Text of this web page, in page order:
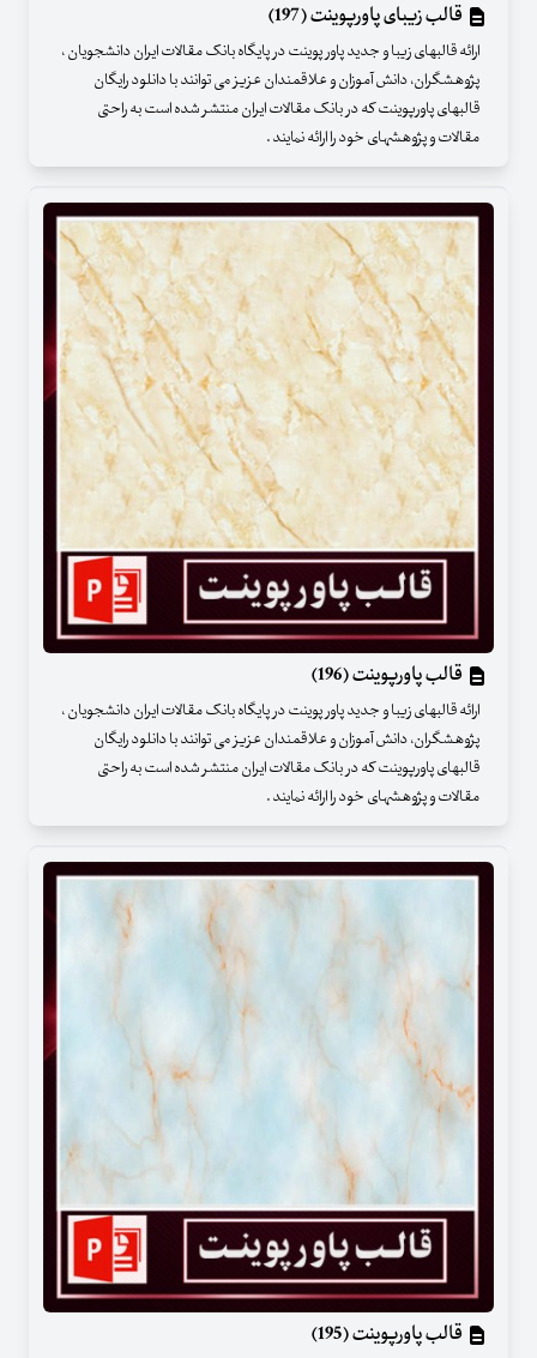
قالب زیبای پاورپوینت (197)
ارائه قالبهای زیبا و جدید پاور پوینت در پایگاه بانک مقالات ایران دانشجویان ،
پژوهشگران، دانش آموزان و علاقمندان عزیز می توانند با دانلود رایگان
قالبهای پاورپوینت که در بانک مقالات ایران منتشر شده است به راحتی
مقالات و پژوهشهای خود را ارائه نمایند .
قالب پاورپوینت (196)
ارائه قالبهای زیبا و جدید پاور پوینت در پایگاه بانک مقالات ایران دانشجویان ،
پژوهشگران، دانش آموزان و علاقمندان عزیز می توانند با دانلود رایگان
قالبهای پاورپوینت که در بانک مقالات ایران منتشر شده است به راحتی
مقالات و پژوهشهای خود را ارائه نمایند .
قالب پاورپوینت (195)